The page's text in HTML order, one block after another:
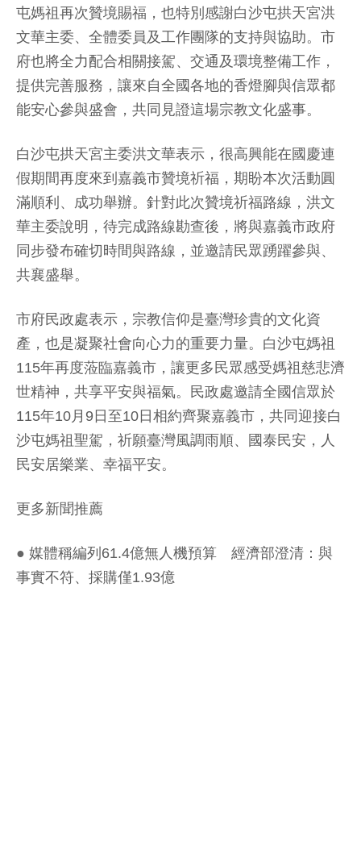
屯媽祖再次贊境賜福，也特別感謝白沙屯拱天宮洪
文華主委、全體委員及工作團隊的支持與協助。市
府也將全力配合相關接駕、交通及環境整備工作，
提供完善服務，讓來自全國各地的香燈腳與信眾都
能安心參與盛會，共同見證這場宗教文化盛事。
白沙屯拱天宮主委洪文華表示，很高興能在國慶連
假期間再度來到嘉義市贊境祈福，期盼本次活動圓
滿順利、成功舉辦。針對此次贊境祈福路線，洪文
華主委說明，待完成路線勘查後，將與嘉義市政府
同步發布確切時間與路線，並邀請民眾踴躍參與、
共襄盛舉。
市府民政處表示，宗教信仰是臺灣珍貴的文化資
產，也是凝聚社會向心力的重要力量。白沙屯媽祖
115年再度蒞臨嘉義市，讓更多民眾感受媽祖慈悲濟
世精神，共享平安與福氣。民政處邀請全國信眾於
115年10月9日至10日相約齊聚嘉義市，共同迎接白
沙屯媽祖聖駕，祈願臺灣風調雨順、國泰民安，人
民安居樂業、幸福平安。
更多新聞推薦
● 媒體稱編列61.4億無人機預算 經濟部澄清：與
事實不符、採購僅1.93億